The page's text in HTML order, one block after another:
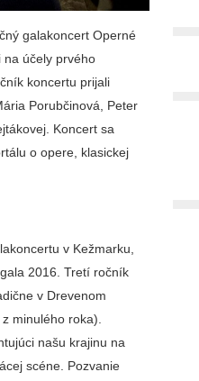
galakoncert Operné
na účely prvého
koncertu prijali
Porubčinová, Peter
Koncert sa
o opere, klasickej
v Kežmarku,
2016. Tretí ročník
v Drevenom
minulého roka).
našu krajinu na
scéne. Pozvanie